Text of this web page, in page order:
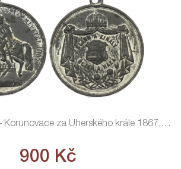
Korunovace za Uherského krále 1867,…
900 Kč